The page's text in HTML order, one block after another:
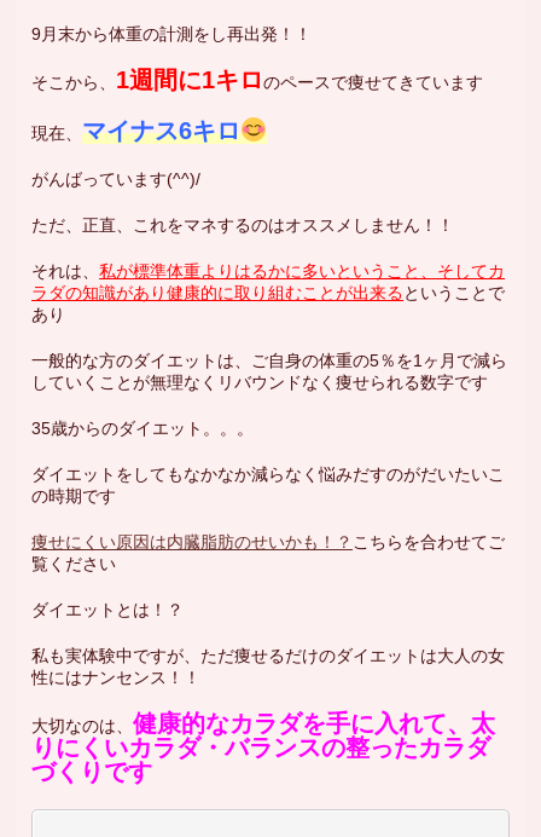
9月末から体重の計測をし再出発！！
そこから、 1週間に1キロのペースで痩せてきています
現在、マイナス6キロ
がんばっています(^^)/
ただ、正直、これをマネするのはオススメしません！！
それは、私が標準体重よりはるかに多いということ、そしてカ
ラダの知識があり健康的に取り組むことが出来るということで
あり
一般的な方のダイエットは、ご自身の体重の5％を1ヶ月で減ら
していくことが無理なくリバウンドなく痩せられる数字です
35歳からのダイエット。。。
ダイエットをしてもなかなか減らなく悩みだすのがだいたいこ
の時期です
痩せにくい原因は内臓脂肪のせいかも！？ こちらを合わせてご
覧ください
ダイエットとは！？
私も実体験中ですが、ただ痩せるだけのダイエットは大人の女
性にはナンセンス！！
大切なのは、健康的なカラダを手に入れて、太
りにくいカラダ・バランスの整ったカラダ
づくりです